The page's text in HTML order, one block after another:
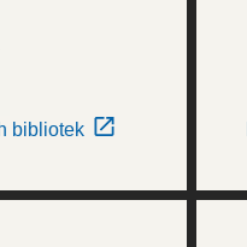
bibliotek